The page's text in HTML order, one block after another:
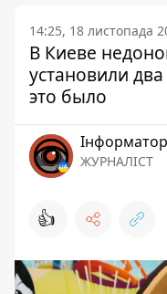
14:25, 18 листопада
В Киеве
установили
это было
ЖУРНАЛІСТ
👍